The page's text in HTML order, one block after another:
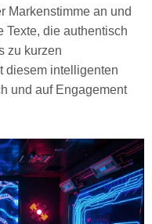
Markenstimme an und
Texte, die authentisch
zu kurzen
diesem intelligenten
und auf Engagement